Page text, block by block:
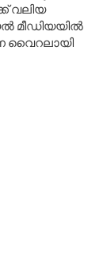
വലിയ
മീഡിയയിൽ
വൈറലായി